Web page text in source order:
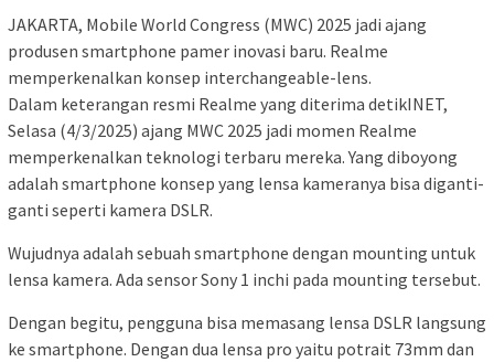
JAKARTA, Mobile World Congress (MWC) 2025 jadi ajang
produsen smartphone pamer inovasi baru. Realme
memperkenalkan konsep interchangeable-lens.
Dalam keterangan resmi Realme yang diterima detikINET,
Selasa (4/3/2025) ajang MWC 2025 jadi momen Realme
memperkenalkan teknologi terbaru mereka. Yang diboyong
adalah smartphone konsep yang lensa kameranya bisa diganti-
ganti seperti kamera DSLR.
Wujudnya adalah sebuah smartphone dengan mounting untuk
lensa kamera. Ada sensor Sony 1 inchi pada mounting tersebut.
Dengan begitu, pengguna bisa memasang lensa DSLR langsung
ke smartphone. Dengan dua lensa pro yaitu potrait 73mm dan